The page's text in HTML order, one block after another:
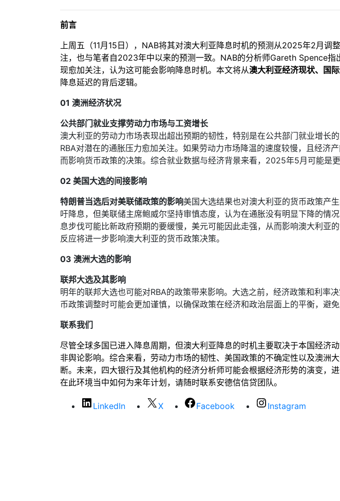
前言
上周五（11月15日），NAB将其对澳大利亚降息时机的预测从2025年2月调
注，也与笔者自2023年中以来的预测一致。NAB的分析师Gareth Spence指
现愈加关注，认为这可能会影响降息时机。本文将从澳大利亚经济现状、国
降息延迟的背后逻辑。
01 澳洲经济状况
公共部门就业支撑劳动力市场与工资增长
澳大利亚的劳动力市场表现出超出预期的韧性，特别是在公共部门就业增长
RBA对潜在的通胀压力愈加关注。如果劳动力市场降温的速度较慢，且经济
而影响货币政策的决策。综合就业数据与经济背景来看，2025年5月可能是更
02 美国大选的间接影响
特朗普当选后对美联储政策的影响美国大选结果也对澳大利亚的货币政策产
吁降息，但美联储主席鲍威尔坚持审慎态度，认为在通胀没有明显下降的情
息步伐可能比新政府预期的要缓慢，美元可能因此走强，从而影响澳大利亚
反应将进一步影响澳大利亚的货币政策决策。
03 澳洲大选的影响
联邦大选及其影响
明年的联邦大选也可能对RBA的政策带来影响。大选之前，经济政策和利率
币政策调整时可能会更加谨慎，以确保政策在经济和政治层面上的平衡，避免
联系我们
尽管全球多国已进入降息周期，但澳大利亚降息的时机主要取决于本国经济
非舆论影响。综合来看，劳动力市场的韧性、美国政策的不确定性以及澳洲
断。未来，四大银行及其他机构的经济分析师可能会根据经济形势的演变，进
在此环境当中如何为来年计划，请随时联系安德信信贷团队。
LinkedIn X Facebook Instagram